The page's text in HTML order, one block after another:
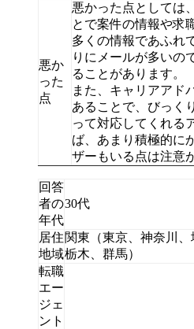
悪か
った
点
悪かった点としては
とで案件の情報や求
多くの情報であふれ
りにメールが多いの
ることがあります。
また、キャリアアド
あることで、びっく
って対応してくれる
ば、あまり積極的に
ザーもいる点は注意
回答
者の
年代
30代
居住
地域
関東（東京、神奈川、
栃木、群馬）
転職
エー
ジェ
ント